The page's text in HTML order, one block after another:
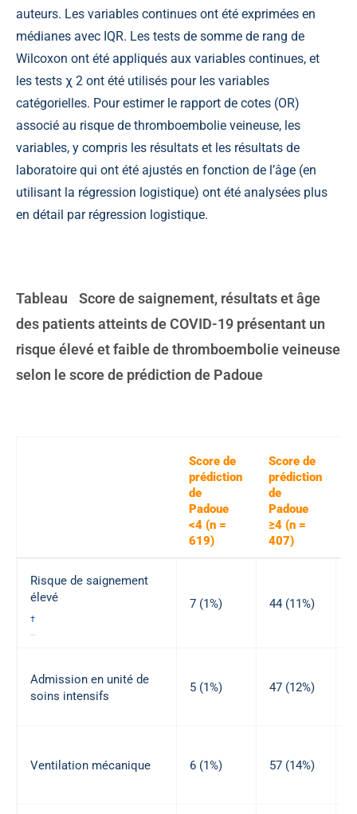
auteurs. Les variables continues ont été exprimées en
médianes avec IQR. Les tests de somme de rang de
Wilcoxon ont été appliqués aux variables continues, et
les tests χ 2 ont été utilisés pour les variables
catégorielles. Pour estimer le rapport de cotes (OR)
associé au risque de thromboembolie veineuse, les
variables, y compris les résultats et les résultats de
laboratoire qui ont été ajustés en fonction de l’âge (en
utilisant la régression logistique) ont été analysées plus
en détail par régression logistique.
Tableau
Score de saignement, résultats et âge
des patients atteints de COVID-19 présentant un
risque élevé et faible de thromboembolie veineuse
selon le score de prédiction de Padoue
Score de
prédiction
de
Padoue
<4 (n =
619)
Score de
prédiction
de
Padoue
≥4 (n =
407)
Risque de saignement
élevé
†
7 (1%) 44 (11%)
Admission en unité de
soins intensifs
5 (1%) 47 (12%)
Ventilation mécanique 6 (1%) 57 (14%)